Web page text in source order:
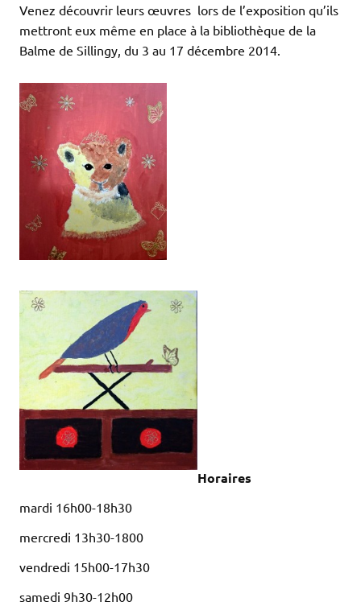
Venez découvrir leurs œuvres lors de l’exposition qu’ils
mettront eux même en place à la bibliothèque de la
Balme de Sillingy, du 3 au 17 décembre 2014.
Horaires
mardi 16h00-18h30
mercredi 13h30-1800
vendredi 15h00-17h30
samedi 9h30-12h00